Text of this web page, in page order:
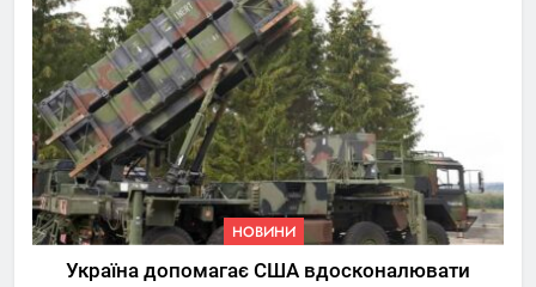
НОВИНИ
Україна допомагає США вдосконалювати